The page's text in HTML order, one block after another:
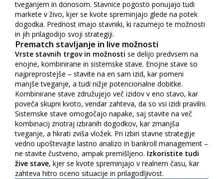
tveganjem in donosom. Stavnice pogosto ponujajo tudi
markete v živo, kjer se kvote spreminjajo glede na potek
dogodka. Prednost imajo stavniki, ki razumejo te možnosti
in jih prilagodijo svoji strategiji.
Prematch stavljanje in live možnosti
Vrste stavnih trgov in možnosti se delijo predvsem na
enojne, kombinirane in sistemske stave. Enojne stave so
najpreprostejše – stavite na en sam izid, kar pomeni
manjše tveganje, a tudi nižje potencionalne dobitke.
Kombinirane stave združujejo več izidov v eno stavo, kar
poveča skupni kvoto, vendar zahteva, da so vsi izidi pravilni.
Sistemske stave omogočajo napake, saj stavite na več
kombinacij znotraj izbranih dogodkov, kar zmanjša
tveganje, a hkrati zviša vložek. Pri izbiri stavne strategije
vedno upoštevajte lastno analizo in bankroll management –
ne stavite čustveno, ampak premišljeno. Izkoristite tudi
žive stave, kjer se kvote spreminjajo v realnem času, kar
zahteva hitro oceno situacije in prilagodljivost.